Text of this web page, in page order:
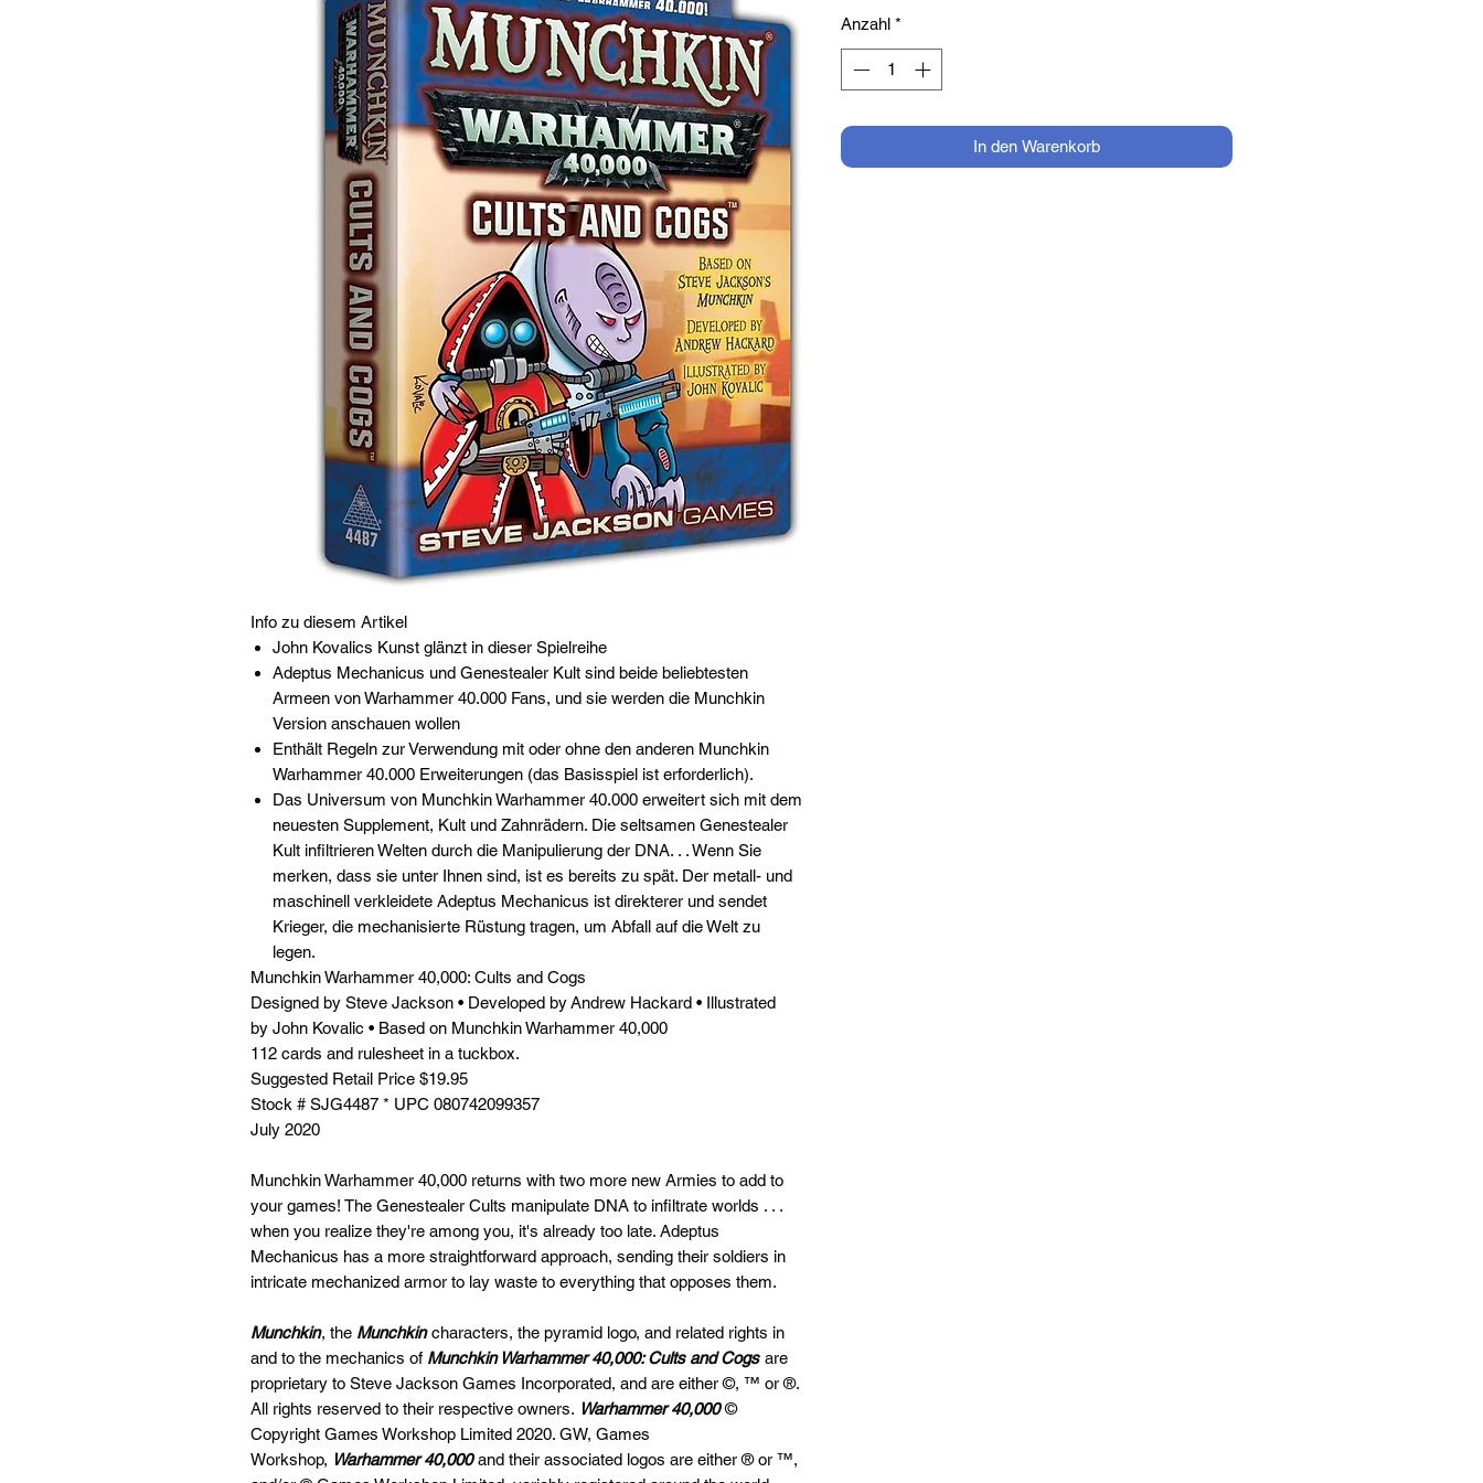
Info zu diesem Artikel
John Kovalics Kunst glänzt in dieser Spielreihe
Adeptus Mechanicus und Genestealer Kult sind beide beliebtesten
Armeen von Warhammer 40.000 Fans, und sie werden die Munchkin
Version anschauen wollen
Enthält Regeln zur Verwendung mit oder ohne den anderen Munchkin
Warhammer 40.000 Erweiterungen (das Basisspiel ist erforderlich).
Das Universum von Munchkin Warhammer 40.000 erweitert sich mit dem
neuesten Supplement, Kult und Zahnrädern. Die seltsamen Genestealer
Kult infiltrieren Welten durch die Manipulierung der DNA. . . Wenn Sie
merken, dass sie unter Ihnen sind, ist es bereits zu spät. Der metall- und
maschinell verkleidete Adeptus Mechanicus ist direkterer und sendet
Krieger, die mechanisierte Rüstung tragen, um Abfall auf die Welt zu
legen.
Munchkin Warhammer 40,000: Cults and Cogs
Designed by Steve Jackson • Developed by Andrew Hackard • Illustrated
by John Kovalic • Based on Munchkin Warhammer 40,000
112 cards and rulesheet in a tuckbox.
Suggested Retail Price $19.95
Stock # SJG4487 * UPC 080742099357
July 2020
Munchkin Warhammer 40,000 returns with two more new Armies to add to
your games! The Genestealer Cults manipulate DNA to infiltrate worlds . . .
when you realize they're among you, it's already too late. Adeptus
Mechanicus has a more straightforward approach, sending their soldiers in
intricate mechanized armor to lay waste to everything that opposes them.
Munchkin, the Munchkincharacters, the pyramid logo, and related rights in
and to the mechanics of Munchkin Warhammer 40,000: Cults and Cogs are
proprietary to Steve Jackson Games Incorporated, and are either ©, ™ or ®.
All rights reserved to their respective owners. Warhammer 40,000©
Copyright Games Workshop Limited 2020. GW, Games
Workshop, Warhammer 40,000and their associated logos are either ® or ™,
Anzahl *
In den Warenkorb